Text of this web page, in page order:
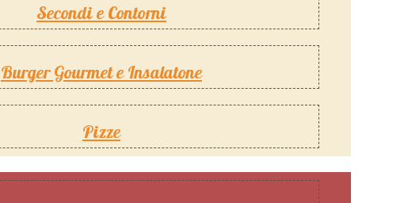
Secondi e Contorni
Burger Gourmet e Insalatone
Pizze